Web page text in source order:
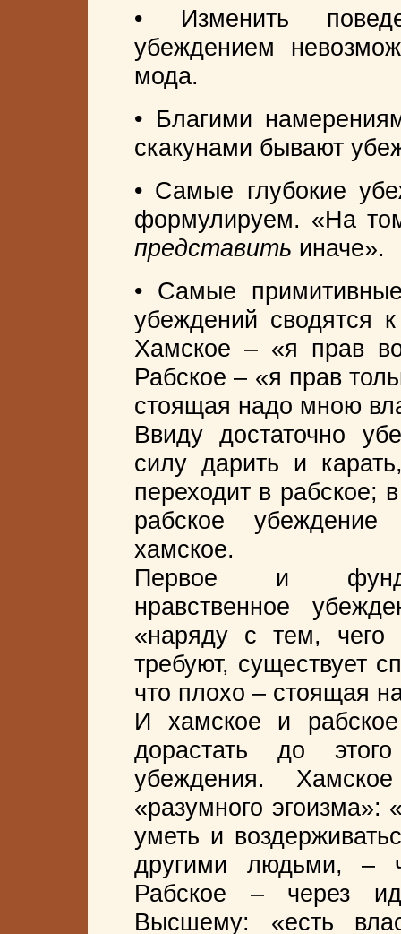
• Изменить
убеждением
мода.
• Благими
скакунами бывают
• Самые глубокие
формулируем. «На
представить иначе».
• Самые
убеждений сводятся
Хамское – «я прав
Рабское – «я прав
стоящая надо мною
Ввиду достаточно
силу дарить и
переходит в рабское;
рабское
хамское.
Первое и
нравственное
«наряду с тем,
требуют, существует
что плохо – стоящая
И хамское и
дорастать до этого
убеждения.
«разумного эгоизма»:
уметь и
другими людьми, –
Рабское – через
Высшему: «есть